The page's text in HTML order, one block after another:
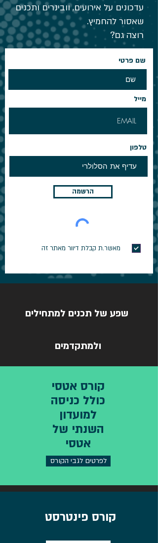
עדכונים על אירועים, וובינרים ותכנים
שאסור להחמיץ.
רוצה גם?
שם פרטי
מייל
טלפון
הרשמה
מאשר.ת קבלת דיוור מאתר זה
שפע של תכנים למתחילים
ולמתקדמים
קורס אטסי
כולל כניסה
למועדון
השנתי של
אטסי
לפרטים לגבי הקורס
קורס פינטרסט